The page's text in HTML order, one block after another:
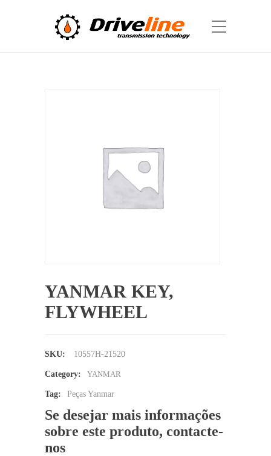
YANMAR KEY,
FLYWHEEL
SKU: 10557H-21520
Category: YANMAR
Tag: Peças Yanmar
Se desejar mais informações
sobre este produto, contacte-
nos